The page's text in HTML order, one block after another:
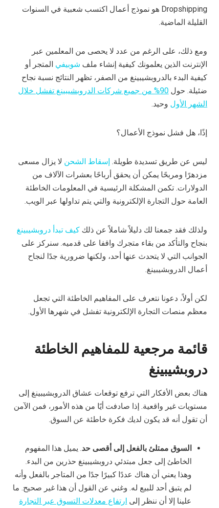
Dropshipping هو نموذج أعمال اكتسب شعبية في السنوات
القليلة الماضية.
ومع ذلك، على الرغم من عدد لا يحصى من المعلمين عبر
الإنترنت الذين يعلمونك كيفية إنشاء ملف شوبيفي المتجر أو
كيفية البدء بالدروبشيبينغ من الصفر، تظهر النتائج نسبة نجاح
ضئيلة. حول
90% من جميع شركات الدروبشيبينغ تفشل خلال
الشهر الأول وحيد.
إذًا، هل فشل نموذج الأعمال؟
ليس عن طريق تسديدة طويلة. إسقاط الشحن لا يزال مسعى
مزدهرًا ومربحًا يمكن أن يحقق أرباحًا بعشرات الآلاف من
الدولارات. تكمن المشكلة الرئيسية في المعلومات الخاطئة
العامة حول التجارة الإلكترونية والتي يتم تداولها عبر الويب.
ولذلك فقد جمعنا لك دليلاً شاملاً عن ذلك كيف تبدأ دروبشيبينغ
بنجاح والتأكد من بقاء متجرك واقفا على قدميه. سنركز على
الجوانب التي لا يتحدث عنها أحد، ولكنها ضرورية جدًا لنجاح
أعمال الدروبشيبينغ.
لكن أولاً، دعونا نتعرف على المفاهيم الخاطئة التي تجعل
معظم منصات التجارة الإلكترونية تفشل في شهرها الأول.
قائمة مرجعية للمفاهيم الخاطئة
دروبشيبينغ
هناك بعض الأفكار التي ترفع توقعات عشاق الدروبشيبينغ إلى
مستويات غير واقعية. إذا صادفت أيًا من هذه الأمور، فمن الآمن
أن تقول أنه قد يكون لديك فكرة خاطئة عن السوق.
السوق ممتلئ بالفعل إلى أقصى حد. يميل هذا المفهوم
الخاطئ إلى جعل مبتدئي دروبشيبينغ حذرين من البدء.
وهذا يعني أن هناك عددًا كبيرًا جدًا من المتاجر بالفعل وأنه
لم يتبق أحد للبيع له. وغني عن القول أن هذا غير صحيح. ما
علينا إلا أن ننظر إلى ارتفاع معدلات التسوق عبر التجارة